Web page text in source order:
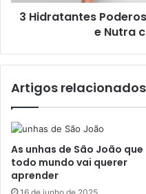
3 Hidratantes
e Nutra
Artigos relacionados
As unhas de São João que
todo mundo vai querer
aprender